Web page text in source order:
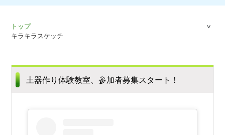
トップ
キラキラスケッチ
土器作り体験教室、参加者募集スタート！